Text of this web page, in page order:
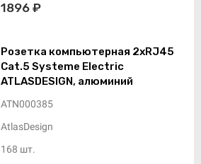
1896 ₽
Розетка компьютерная 2xRJ45
Cat.5 Systeme Electric
ATLASDESIGN, алюминий
ATN000385
AtlasDesign
168 шт.